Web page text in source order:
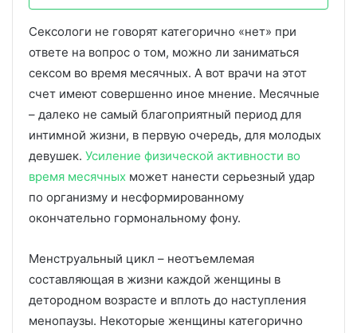
Сексологи не говорят категорично «нет» при
ответе на вопрос о том, можно ли заниматься
сексом во время месячных. А вот врачи на этот
счет имеют совершенно иное мнение. Месячные
– далеко не самый благоприятный период для
интимной жизни, в первую очередь, для молодых
девушек. Усиление физической активности во
время месячных может нанести серьезный удар
по организму и несформированному
окончательно гормональному фону.
Менструальный цикл – неотъемлемая
составляющая в жизни каждой женщины в
детородном возрасте и вплоть до наступления
менопаузы. Некоторые женщины категорично